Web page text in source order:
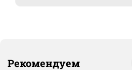
Рекомендуем